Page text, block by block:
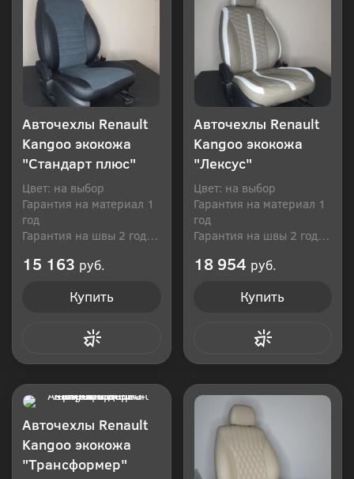
Авточехлы Renault
Kangoo экокожа
"Стандарт плюс"
Цвет: на выбор
Гарантия на материал 1
год
Гарантия на швы 2 года
15 163 руб.
Купить
Авточехлы Renault
Kangoo экокожа
"Лексус"
Цвет: на выбор
Гарантия на материал 1
год
Гарантия на швы 2 года
18 954 руб.
Купить
Авточехлы Renault
Kangoo экокожа
"Трансформер"